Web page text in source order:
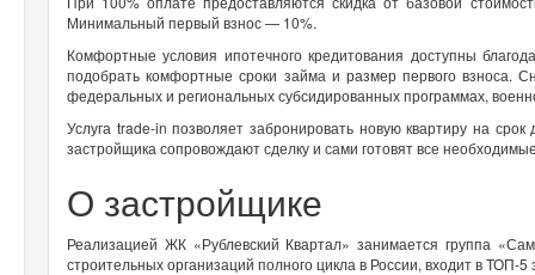
Минимальный первый взнос — 10%.
Комфортные условия ипотечного кредитования доступны
подобрать комфортные сроки займа и размер первого взноса.
федеральных и региональных субсидированных программах,
Услуга trade-in позволяет забронировать новую квартиру на
застройщика сопровождают сделку и сами готовят все
О застройщике
Реализацией ЖК «Рублевский Квартал» занимается группа
строительных организаций полного цикла в России, входит в ТОП-